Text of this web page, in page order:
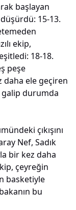
başlayan
15-13.
ekip,
18-18.
peşe
ele geçiren
galip durumda
çıkışını
Nef, Sadık
bir kez daha
çeyreğin
basketiyle
bu